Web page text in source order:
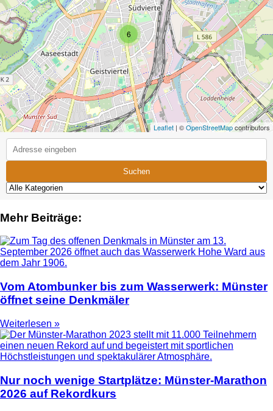
6
Leaflet | ©OpenStreetMapcontributors
Suchen
Mehr Beiträge:
Vom Atombunker bis zum Wasserwerk: Münster
öffnet seine Denkmäler
Weiterlesen »
Nur noch wenige Startplätze: Münster-Marathon
2026 auf Rekordkurs